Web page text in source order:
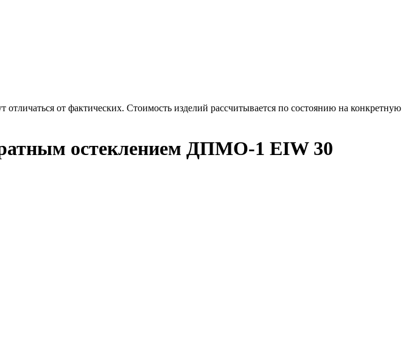
от фактических. Стоимость изделий рассчитывается по состоянию на конкретную
остеклением ДПМО-1 EIW 30